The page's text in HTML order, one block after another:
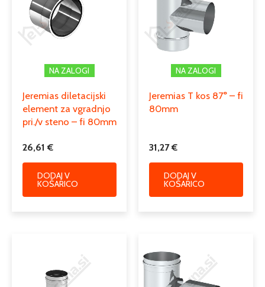
Serija
Podkategorija2
enoslojni dimniki iz nerjaveče
Podkategorija3
dimniški prehodni in diletacijski
kosi, rozete
NA ZALOGI
Jeremias diletacijski
element za vgradnjo
pri./v steno – fi 80mm
26,61€
DODAJ V
KOŠARICO
NA ZALOGI
Jeremias T kos 87° – fi
80mm
31,27€
DODAJ V
KOŠARICO